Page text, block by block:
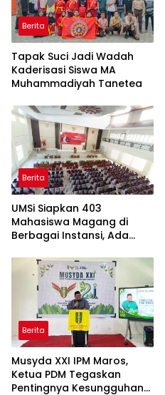
Berita
Tapak Suci Jadi Wadah
Kaderisasi Siswa MA
Muhammadiyah Tanetea
Berita
UMSi Siapkan 403
Mahasiswa Magang di
Berbagai Instansi, Ada
Taiwan
Berita
Musyda XXI IPM Maros,
Ketua PDM Tegaskan
Pentingnya Kesungguhan